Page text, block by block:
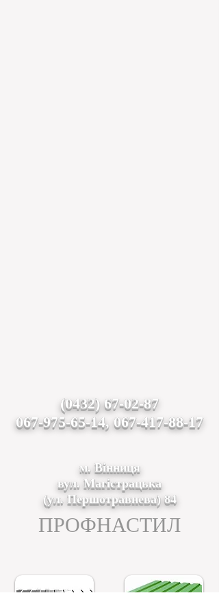
(0432) 67-02-87
067-975-65-14, 067-417-88-17
ПРОФНАСТИЛ
м. Вінниця
вул. Магістрацька
(ул. Першотравнева) 84